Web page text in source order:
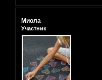
Миола
Участник